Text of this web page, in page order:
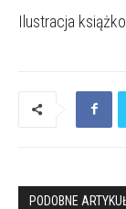
Ilustracja
PODOBNE